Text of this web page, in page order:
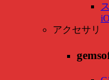
アクセサリ